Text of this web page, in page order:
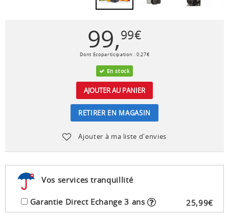
99,99€
Dont Ecoparticipation :0,27€
En stock
AJOUTER AU PANIER
RETIRER EN MAGASIN
Ajouter à ma liste d'envies
Vos services tranquillité
Garantie Direct Echange 3 ans 25,99€